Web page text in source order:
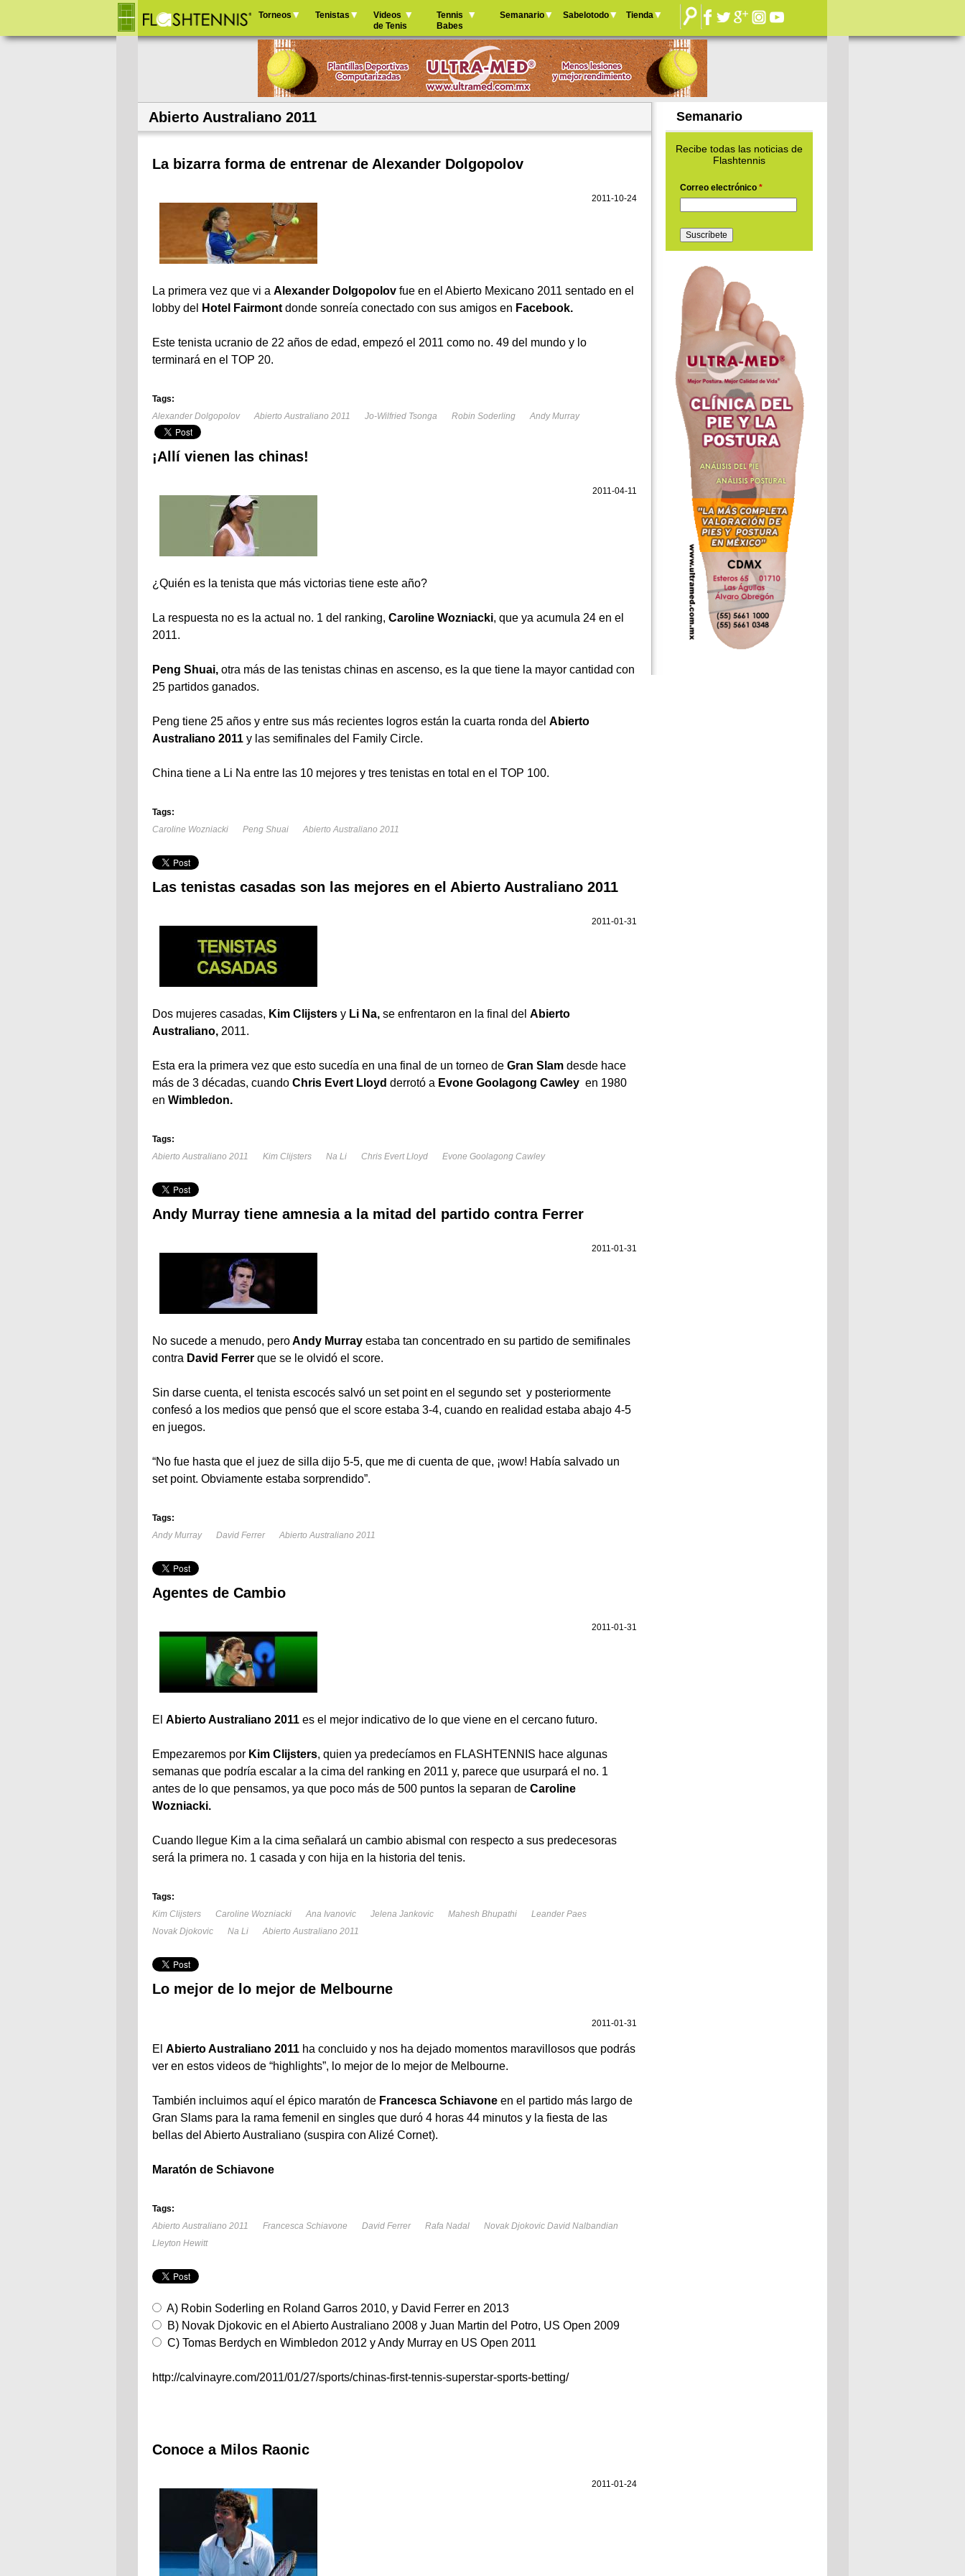
Jump to navigation
principal
Torneos Tenistas
Videos
de Tenis
Tennis
Babes
Semanario Sabelotodo Tienda
Abierto Australiano 2011
La bizarra forma de entrenar de Alexander Dolgopolov
2011-10-24
La primera vez que vi a Alexander Dolgopolov fue en el Abierto Mexicano 2011 sentado en el
lobby del
Hotel Fairmont donde sonreía conectado con sus amigos en Facebook.
Este tenista ucranio de 22 años de edad, empezó el 2011 como no. 49 del mundo y lo
terminará en el TOP 20.
Tags:
Alexander Dolgopolov
Abierto Australiano 2011 Jo-Wilfried Tsonga Robin Soderling Andy Murray
¡Allí vienen las chinas!
2011-04-11
¿Quién es la tenista que más victorias tiene este año?
La respuesta no es la actual no. 1 del ranking, Caroline Wozniacki, que ya acumula 24 en el
2011.
Peng Shuai, otra más de las tenistas chinas en ascenso, es la que tiene la mayor cantidad con
25 partidos ganados.
Peng tiene 25 años y entre sus más recientes logros están la cuarta ronda del Abierto
Australiano 2011 y las semifinales del Family Circle.
China tiene a Li Na entre las 10 mejores y tres tenistas en total en el TOP 100.
Tags:
Caroline Wozniacki
Peng Shuai Abierto Australiano 2011
Las tenistas casadas son las mejores en el Abierto Australiano 2011
2011-01-31
Dos mujeres casadas, Kim Clijsters y Li Na, se enfrentaron en la final del Abierto
Australiano, 2011.
Esta era la primera vez que esto sucedía en una final de un torneo de Gran Slam desde hace
más de 3 décadas, cuando Chris Evert Lloyd derrotó a Evone Goolagong Cawley en 1980
en Wimbledon.
Tags:
Abierto Australiano 2011
Kim Clijsters Na Li Chris Evert Lloyd Evone Goolagong Cawley
Andy Murray tiene amnesia a la mitad del partido contra Ferrer
2011-01-31
No sucede a menudo, peroAndy Murray estaba tan concentrado en su partido de semifinales
contra David Ferrer que se le olvidó el score.
Sin darse cuenta, el tenista escocés salvó un set point en el segundo set y posteriormente
confesó a los medios que pensó que el score estaba 3-4, cuando en realidad estaba abajo 4-5
en juegos.
“No fue hasta que el juez de silla dijo 5-5, que me di cuenta de que, ¡wow! Había salvado un
set point. Obviamente estaba sorprendido”.
Tags:
Andy Murray
David Ferrer Abierto Australiano 2011
Agentes de Cambio
2011-01-31
El Abierto Australiano 2011 es el mejor indicativo de lo que viene en el cercano futuro.
Empezaremos por Kim Clijsters, quien ya predecíamos en FLASHTENNIS hace algunas
semanas que podría escalar a la cima del ranking en 2011 y, parece que usurpará el no. 1
antes de lo que pensamos, ya que poco más de 500 puntos la separan de Caroline
Wozniacki.
Cuando llegue Kim a la cima señalará un cambio abismal con respecto a sus predecesoras
será la primera no. 1 casada y con hija en la historia del tenis.
Tags:
Kim Clijsters
Caroline Wozniacki Ana Ivanovic Jelena Jankovic Mahesh Bhupathi
Leander Paes
Novak Djokovic
Na Li Abierto Australiano 2011
Lo mejor de lo mejor de Melbourne
2011-01-31
El Abierto Australiano 2011 ha concluido y nos ha dejado momentos maravillosos que podrás
ver en estos videos de “highlights”, lo mejor de lo mejor de Melbourne.
También incluimos aquí el épico maratón de Francesca Schiavone en el partido más largo de
Gran Slams para la rama femenil en singles que duró 4 horas 44 minutos y la fiesta de las
bellas del Abierto Australiano (suspira con Alizé Cornet).
Maratón de Schiavone
Tags:
Abierto Australiano 2011
Francesca Schiavone David Ferrer Rafa Nadal
Novak Djokovic David Nalbandian
Lleyton Hewitt
A) Robin Soderling en Roland Garros 2010, y David Ferrer en 2013
B) Novak Djokovic en el Abierto Australiano 2008 y Juan Martin del Potro, US Open 2009
C) Tomas Berdych en Wimbledon 2012 y Andy Murray en US Open 2011
http://calvinayre.com/2011/01/27/sports/chinas-first-tennis-superstar-sports-betting/
Conoce a Milos Raonic
2011-01-24
Semanario
Recibe todas las noticias de
Flashtennis
Correo electrónico *